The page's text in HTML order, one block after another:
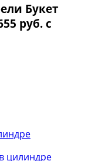
Букет
руб. с